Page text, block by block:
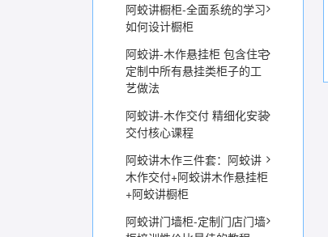
阿蛟讲橱柜-全面系统的学习
如何设计橱柜
阿蛟讲-木作悬挂柜 包含住宅
定制中所有悬挂类柜子的工
艺做法
阿蛟讲-木作交付 精细化安装
交付核心课程
阿蛟讲木作三件套：阿蛟讲
木作交付+阿蛟讲木作悬挂柜
+阿蛟讲橱柜
阿蛟讲门墙柜-定制门店门墙